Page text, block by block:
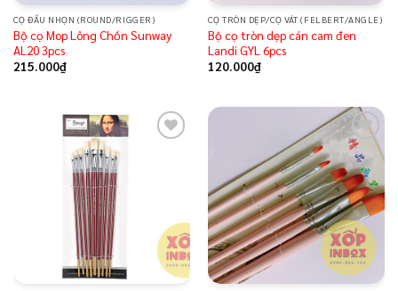
CỌ ĐẦU NHỌN (ROUND/RIGGER)
Bộ cọ Mop Lông Chồn Sunway
AL20 3pcs
215.000₫
CỌ TRÒN DẸP/CỌ VÁT (FELBERT/ANGLE)
Bộ cọ tròn dẹp cán cam đen
Landi GYL 6pcs
120.000₫
Add to
wishlist